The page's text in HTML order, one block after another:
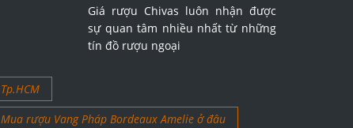
Giá rượu Chivas luôn nhận được
sự quan tâm nhiều nhất từ những
tín đồ rượu ngoại
Tp.HCM
Mua rượu Vang Pháp Bordeaux Amelie ở đâu